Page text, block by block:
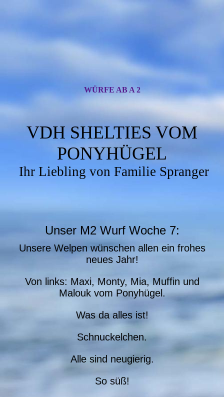
WÜRFE AB A 2
VDH SHELTIES VOM
PONYHÜGEL
Ihr Liebling von Familie Spranger
Unser M2 Wurf Woche 7:
Unsere Welpen wünschen allen ein frohes
neues Jahr!
Von links: Maxi, Monty, Mia, Muffin und
Malouk vom Ponyhügel.
Was da alles ist!
Schnuckelchen.
Alle sind neugierig.
So süß!